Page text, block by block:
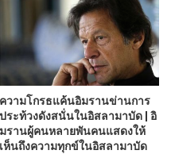
ความโกรธแค้นอิมรานข่านการ
ประท้วงดังสนั่นในอิสลามาบัด | อิ
มรานผู้คนหลายพันคนแสดงให้
เห็นถึงความทุกข์ในอิสลามาบัด